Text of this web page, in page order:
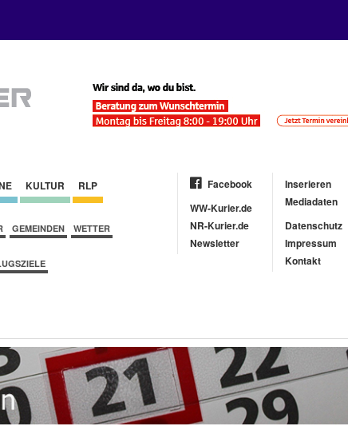
KULTUR RLP
GEMEINDEN WETTER
Facebook
WW-Kurier.de
NR-Kurier.de
Newsletter
Inserieren
Mediadaten
Datenschutz
Impressum
Kontakt